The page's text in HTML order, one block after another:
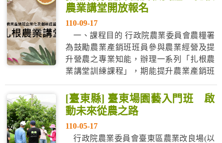
TAP驗證標章及台灣林產品生產追溯條碼
（QRcode）等國產林產品生產驗證與溯源
管理相關制度，以推廣國產木竹材...
農業講堂開放報名
110-09-17
一、課程目的 行政院農業委員會農糧署
為鼓勵農業產銷班班員參與農業經營及提
升營農之專業知能，辦理一系列「扎根農
業講堂訓練課程」，期能提升農業產銷班
班員企業化管理思維及經營管理軟實力，
促進產業多元發展。 二、訓練對象 ●扎根
農業講堂：農業產銷班班員。 ●產銷班經
營實務女性專班：農業產銷班女性班員(優
先錄取109-11...
[臺東縣] 臺東場園藝入門班 啟
動未來從農之路
110-05-17
行政院農業委員會臺東區農業改良場(以